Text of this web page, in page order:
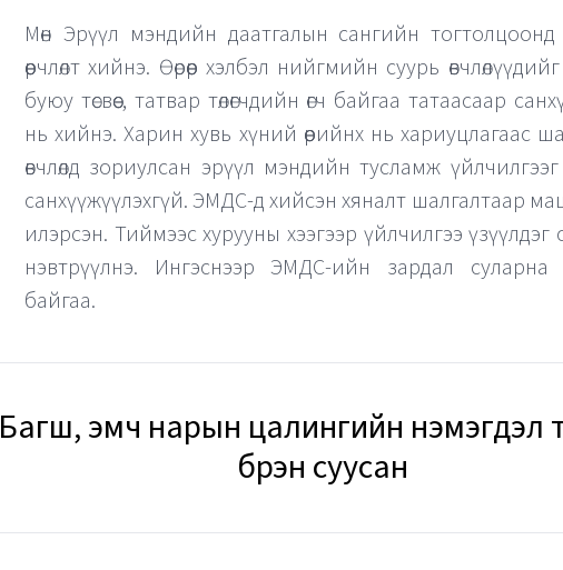
Мөн Эрүүл мэндийн даатгалын сангийн
өөрчлөлт хийнэ. Өөрөөр хэлбэл нийгмийн суурь
буюу төсвөөс, татвар төлөгчдийн өгч байгаа татаасаар
нь хийнэ. Харин хувь хүний өөрийнх нь хариуцлагаас
өвчлөлд зориулсан эрүүл мэндийн тусламж
санхүүжүүлэхгүй. ЭМДС-д хийсэн хяналт шалгалтаар
илэрсэн. Тиймээс хурууны хээгээр үйлчилгээ
нэвтрүүлнэ. Ингэснээр ЭМДС-ийн зардал
байгаа.
Багш, эмч нарын цалингийн нэмэгдэл
бүрэн суусан